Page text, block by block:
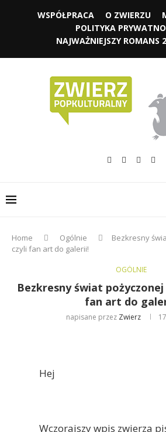
WSPÓŁPRACA O ZWIERZU
POLITYKA
NAJWAŻNIEJSZY ROMANS
Home Ogólnie
Bezkresny
czyli fan art do galerii!
OGÓLNIE
Bezkresny świat
fan art do
napisane przez Zwierz
Hej
Wczorajszy wpis zwierza